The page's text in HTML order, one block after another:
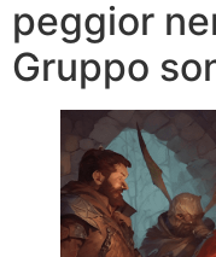
peggior
Gruppo